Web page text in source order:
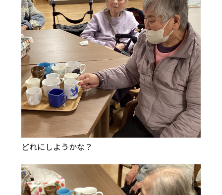
どれにしようかな？